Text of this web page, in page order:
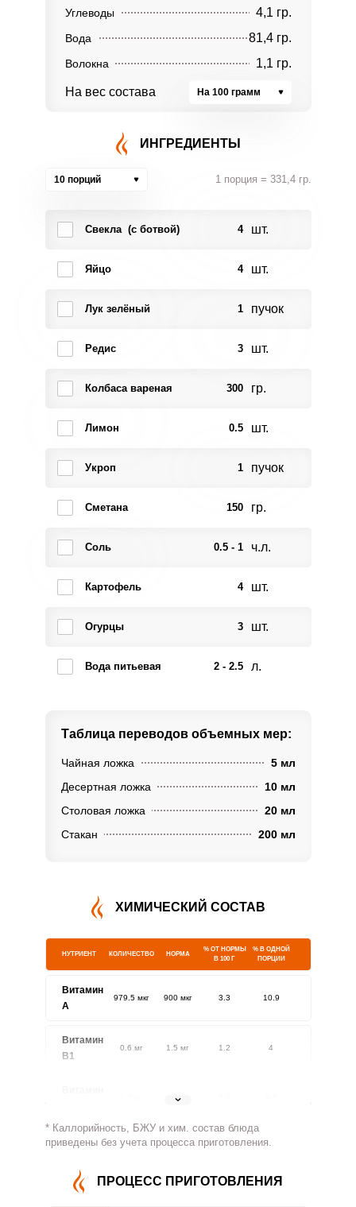
Углеводы 4,1 гр.
Вода 81,4 гр.
Волокна 1,1 гр.
На вес состава На 100 грамм
ИНГРЕДИЕНТЫ
10 порций 1 порция = 331,4 гр.
Свекла (с ботвой) 4 шт.
Яйцо 4 шт.
Лук зелёный 1 пучок
Редис 3 шт.
Колбаса вареная 300 гр.
Лимон 0.5 шт.
Укроп 1 пучок
Сметана 150 гр.
Соль 0.5 - 1 ч.л.
Картофель 4 шт.
Огурцы 3 шт.
Вода питьевая 2 - 2.5 л.
Таблица переводов объемных мер:
Чайная ложка
5 мл
Десертная ложка
10 мл
Столовая ложка
20 мл
Стакан
200 мл
ХИМИЧЕСКИЙ СОСТАВ
НУТРИЕНТ КОЛИЧЕСТВО НОРМА
% ОТ НОРМЫ
В 100 Г
% В ОДНОЙ
ПОРЦИИ
Витамин
A
979.5 мкг 900 мкг 3.3 10.9
Витамин
В1
0.6 мг 1.5 мг 1.2 4
1.8 мг
Витамин
815.4 мг 500 мг 4.9 16.3
Витамин
* Каллорийность, БЖУ и хим. состав блюда
приведены без учета процесса приготовления.
ПРОЦЕСС ПРИГОТОВЛЕНИЯ